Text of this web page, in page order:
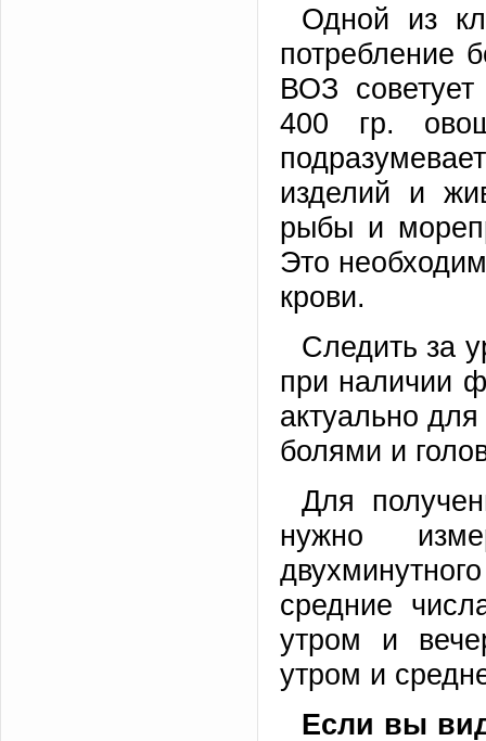
Одной из
потребление
ВОЗ
400 гр.
изделий и
рыбы и
Это
крови.
Следить за
при наличии
актуально
болями и
Для
нужно
средние
утром и
утром и
Если вы